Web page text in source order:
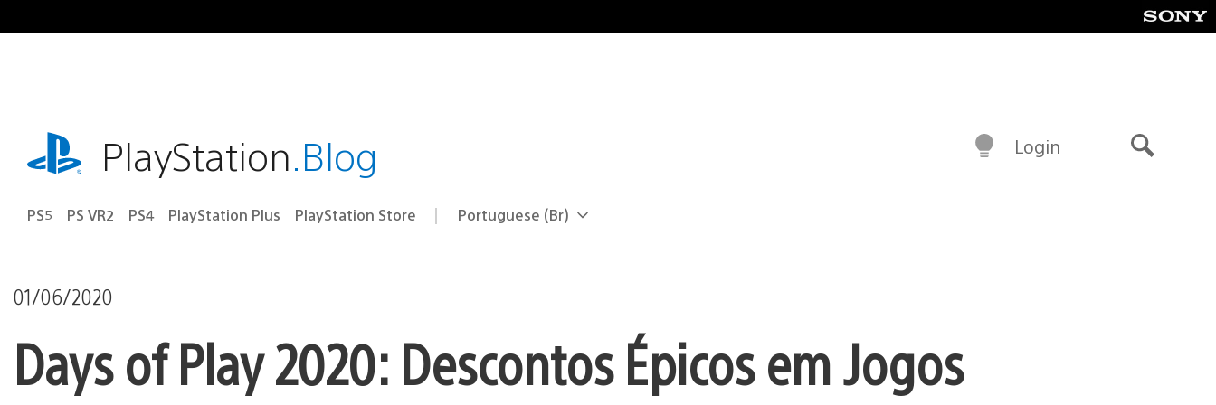
para
playstation.comPlayStation.Blog
PS5 PS VR2 PS4 PlayStation Plus PlayStation Store Selecione
Região
Portuguese (Br)
Login
01/06/2020
Days of Play 2020: Descontos Épicos em Jogos